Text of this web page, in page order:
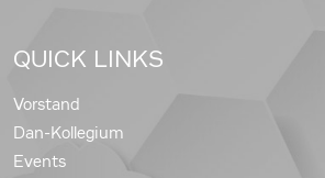
QUICK LINKS
Vorstand
Dan-Kollegium
Events